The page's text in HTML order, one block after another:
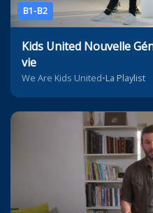
B1-B2
Kids United Nouvelle
vie
We Are Kids United•La Playlist